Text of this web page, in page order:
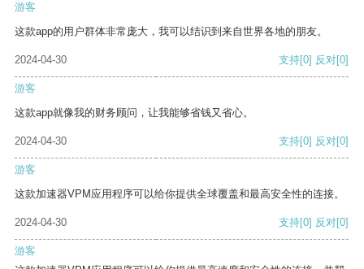
游客
这款app的用户群体非常庞大，我可以结识到来自世界各地的朋友。
2024-04-30 支持[0] 反对[0]
游客
这款app就像我的财务顾问，让我能够省钱又省心。
2024-04-30 支持[0] 反对[0]
游客
这款加速器VPM应用程序可以给你提供全球覆盖和最高安全性的连接。
2024-04-30 支持[0] 反对[0]
游客